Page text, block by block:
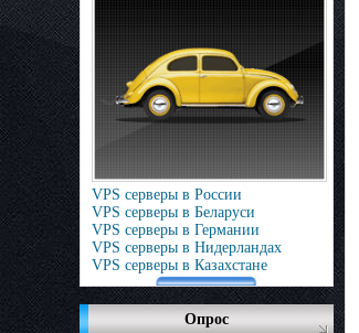
VPS серверы в России
VPS серверы в Беларуси
VPS серверы в Германии
VPS серверы в Нидерландах
VPS серверы в Казахстане
Опрос